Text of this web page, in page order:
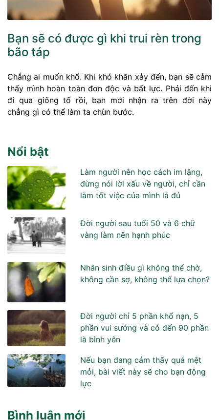
Bạn sẽ có được gì khi trui rèn trong
bão táp
Chẳng ai muốn khổ. Khi khó khăn xảy đến, bạn sẽ cảm
thấy mình hoàn toàn đơn độc và bất lực. Phải đến khi
đi qua giông tố rồi, bạn mới nhận ra trên đời này
chẳng gì có thể làm ta chùn bước.
Nổi bật
Làm người nên học cách im lặng,
đừng nói lời xấu về người, chỉ cần
làm tốt việc của mình là đủ
Đời người sau tuổi 50 và 6 chữ
vàng làm nên hạnh phúc
Nhân sinh điều gì không thể chờ,
không cần sợ, không thể lựa chọn?
Đời người chỉ 5 phần khổ nạn, 5
phần vui sướng và có đến 90 phần
là bình yên
Nếu bạn đang cảm thấy quá mệt
mỏi, bài viết này sẽ cho bạn động
lực
Bình luận mới